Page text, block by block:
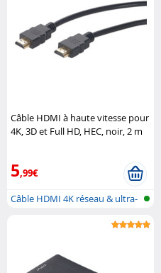
Câble HDMI à haute vitesse pour
4K, 3D et Full HD, HEC, noir, 2 m
5,99€
Câble HDMI 4K réseau & ultra-